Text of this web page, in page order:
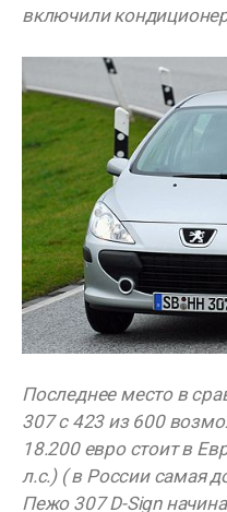
включили
Последнее место в
307 с 423 из 600
18.200 евро стоит в
л.с.) ( в России самая
Пежо 307 D-Sign